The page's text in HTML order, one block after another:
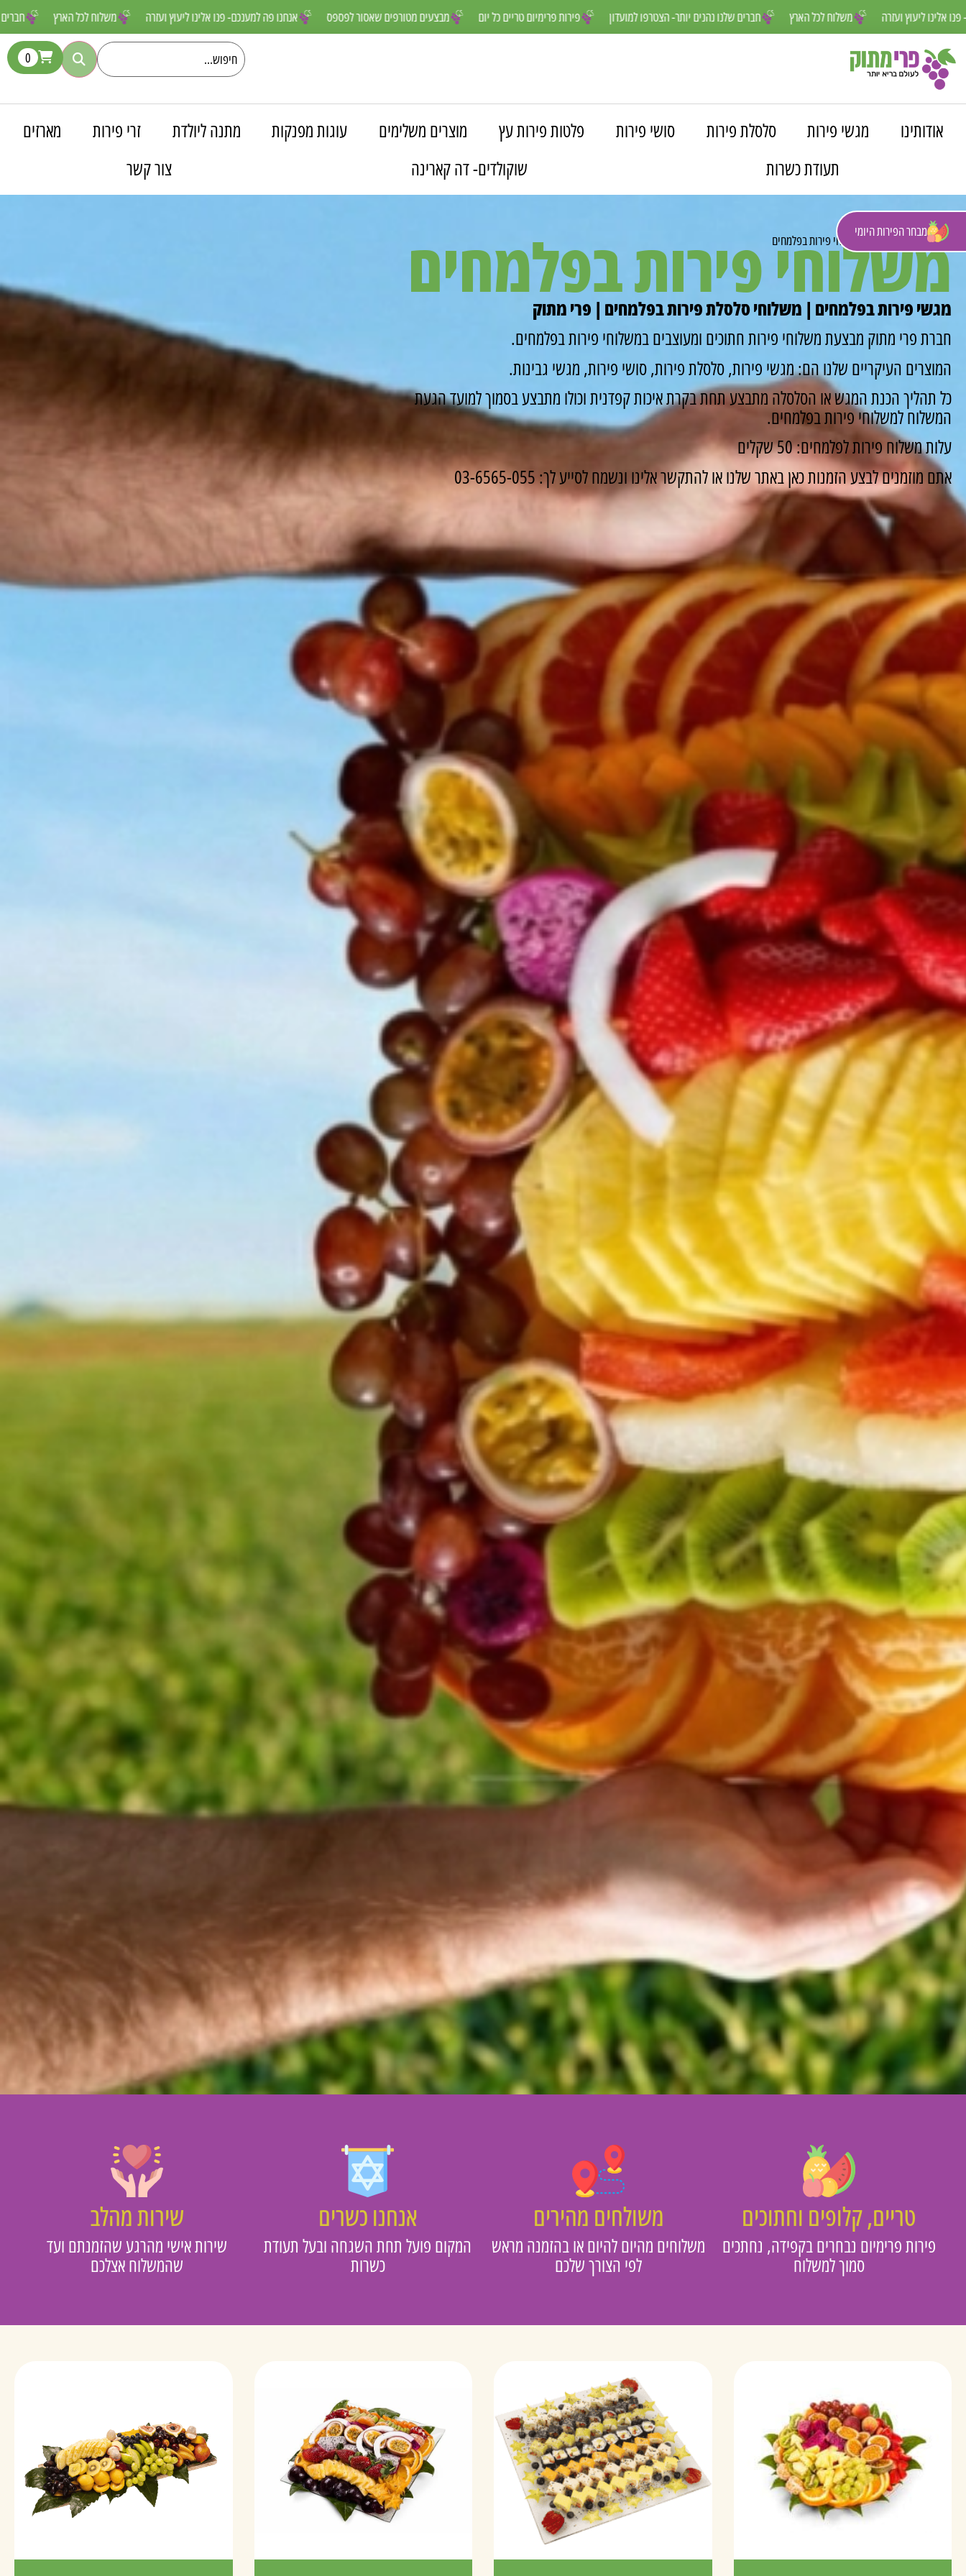
משלוח לכל אנחנו פה למענכם- פנו אלינו ליעוץ ועזרה מבצעים מטורפים שאסור לפספס פירות פרימיום טריים כל יום חברים שלנו נהנים יותר- הצטרפו למועדון משלוח לכל הארץ פה למענכם- פנו אלינו ליעוץ ועזרה
מבחר הפירות היומי
0
אודותינו מגשי פירות סלסלת פירות סושי פירות פלטות פירות עץ מוצרים משלימים עוגות מפנקות מתנה ליולדת זרי פירות
מארזים
תעודת כשרות
שוקולדים- דה קארינה צור קשר
פרי מתוק» משלוחים»משלוחי פירות בפלמחים
משלוחי פירות בפלמחים
מגשי פירות בפלמחים | משלוחי סלסלת פירות בפלמחים | פרי מתוק
חברת פרי מתוק מבצעת משלוחי פירות חתוכים ומעוצבים במשלוחי פירות בפלמחים.
המוצרים העיקריים שלנו הם: מגשי פירות, סלסלת פירות, סושי פירות, מגשי גבינות.
כל תהליך הכנת המגש או הסלסלה מתבצע תחת בקרת איכות קפדנית וכולו מתבצע בסמוך למועד הגעת
המשלוח למשלוחי פירות בפלמחים.
עלות משלוח פירות לפלמחים: 50 שקלים
אתם מוזמנים לבצע הזמנות כאן באתר שלנו או להתקשר אלינו ונשמח לסייע לך: 03-6565-055
טריים, קלופים וחתוכים
פירות פרימיום נבחרים בקפידה, נחתכים
סמוך למשלוח
משולחים מהירים
משלוחים מהיום להיום או בהזמנה מראש
לפי הצורך שלכם
אנחנו כשרים
המקום פועל תחת השגחה ובעל תעודת
כשרות
שירות מהלב
שירות אישי מהרגע שהזמנתם ועד
שהמשלוח אצלכם